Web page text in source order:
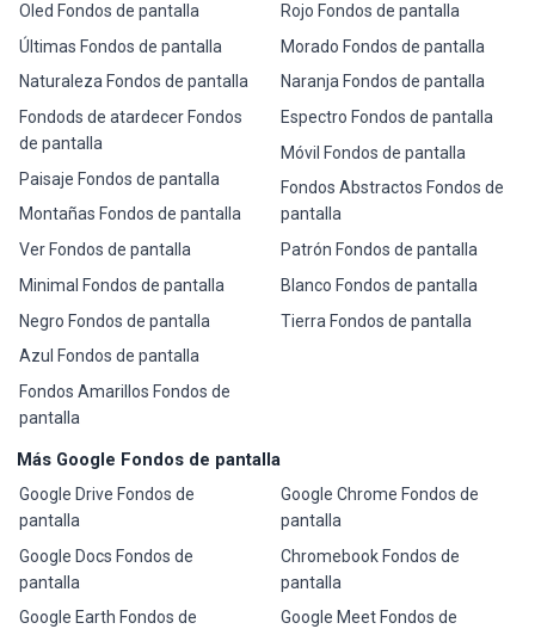
Oled Fondos de pantalla
Últimas Fondos de pantalla
Naturaleza Fondos de pantalla
Fondods de atardecer Fondos
de pantalla
Paisaje Fondos de pantalla
Montañas Fondos de pantalla
Ver Fondos de pantalla
Minimal Fondos de pantalla
Negro Fondos de pantalla
Azul Fondos de pantalla
Fondos Amarillos Fondos de
pantalla
Rojo Fondos de pantalla
Morado Fondos de pantalla
Naranja Fondos de pantalla
Espectro Fondos de pantalla
Móvil Fondos de pantalla
Fondos Abstractos Fondos de
pantalla
Patrón Fondos de pantalla
Blanco Fondos de pantalla
Tierra Fondos de pantalla
Más Google Fondos de pantalla
Google Drive Fondos de
pantalla
Google Docs Fondos de
pantalla
Google Earth Fondos de
Google Chrome Fondos de
pantalla
Chromebook Fondos de
pantalla
Google Meet Fondos de